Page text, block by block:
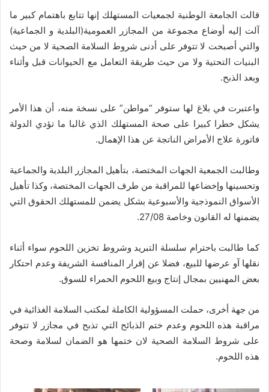
قالت الجامعة الوطنية لجمعيات المستهلك إنها تتابع باهتمام كبير ما
آلت إليه أوضاع مجموعة من المجازر العمومية(البلدية و الجماعية)
والتي أصبحت لا تتوفر على أدنى شروط السلامة الصحية لا من حيث
البنيات التحتية ولا من حيث طريقة التعامل مع الحيوانات قبل وأثناء
وبعد الذبح.
واعتبرت في بلاغ لها ستوفر “مواطن” على نسخة منه، أن هذا الأمر
يشكل خطرا كبيرا على صحة المستهلك الذي غالبا ما تؤدي الدولة
فاتورة علاج الأمراض الناتجة عن هذا الإهمال.
وطالبت الجمعية الجهات المختصة، بتأهيل المجازر البلدية والجماعية
وتحسينها وإخضاعها للمراقبة من طرف الجهات المختصة، وكذا تأهيل
الأسواق النموذجية والأسبوعية بشكل يضمن للمستهلك الحقوق التي
يضمنها له القانون وخاصة 27/08.
كما طالبت باحترام سلسلة التبريد وشروط تخزين اللحوم سواء أثناء
نقلها آو عرضها للبيع، فضلا عن إقرار المنافسة الشريفة وعدم احتكار
بعض المهنيين بمجال إنتاج وبيع اللحوم الحمراء للسوق.
من جهة أخرى، حملت المسؤولية الكاملة لمكتب السلامة الغذائية في
مراقبة هذه اللحوم وعدم ختم الذبائح التي تذبح في مجازر لا تتوفر
على شروط السلامة الصحية لان ختمها هو الضمان لسلامة وصحة
هذه اللحوم.